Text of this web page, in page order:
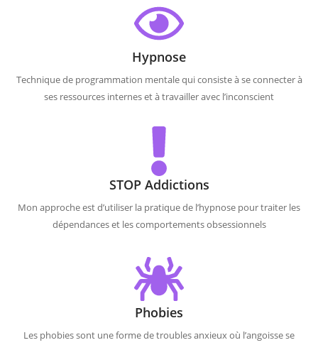
Hypnose
Technique de programmation mentale qui consiste à se connecter à
ses ressources internes et à travailler avec l’inconscient
STOP Addictions
Mon approche est d’utiliser la pratique de l’hypnose pour traiter les
dépendances et les comportements obsessionnels
Phobies
Les phobies sont une forme de troubles anxieux où l’angoisse se